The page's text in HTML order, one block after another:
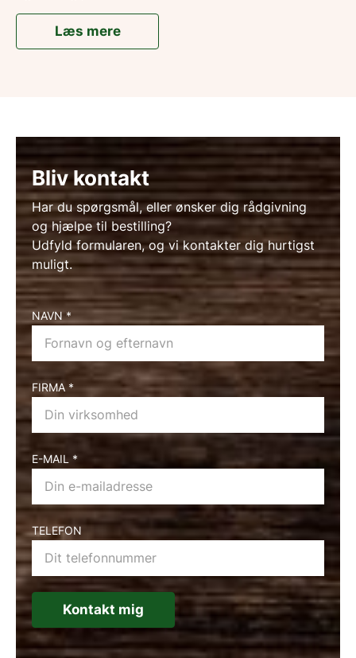
Læs mere
Bliv kontakt
Har du spørgsmål, eller ønsker dig rådgivning
og hjælpe til bestilling?
Udfyld formularen, og vi kontakter dig hurtigst
muligt.
Bliv
kontaktet
NAVN*
FIRMA *
E-MAIL *
TELEFON
Kontakt mig